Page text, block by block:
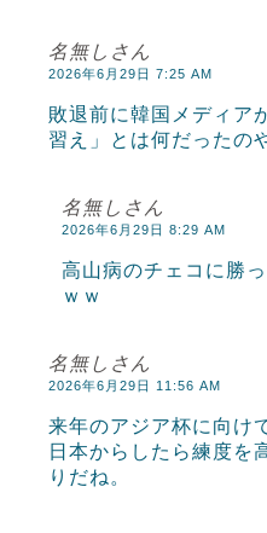
名無しさん
2026年6月29日 7:25 AM
敗退前に韓国メディア
習え」とは何だったの
名無しさん
2026年6月29日 8:29 AM
高山病のチェコに勝
ｗｗ
名無しさん
2026年6月29日 11:56 AM
来年のアジア杯に向け
日本からしたら練度を
りだね。